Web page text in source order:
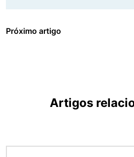
Próximo artigo
Artigos